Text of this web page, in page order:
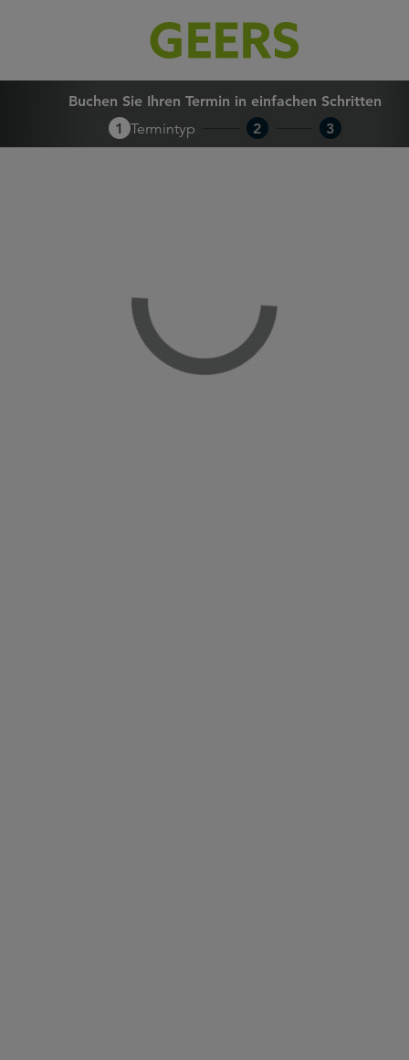
Buchen Sie Ihren Termin in
Buchen Sie Ihren Termin in einfachen Schritten
1 Termintyp 2 3
Loading...